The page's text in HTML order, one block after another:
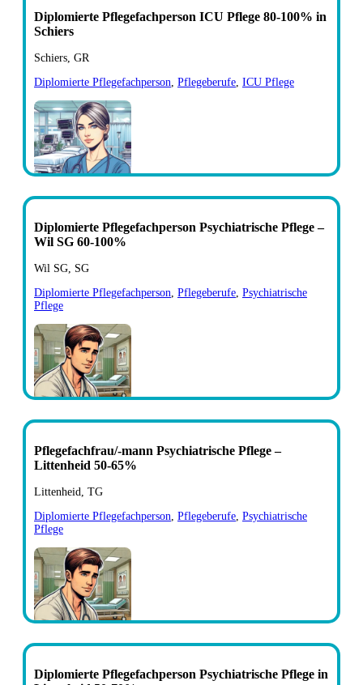
Diplomierte Pflegefachperson ICU Pflege 80-100% in
Schiers
Schiers, GR
Diplomierte Pflegefachperson Pflegeberufe ICU Pflege
Diplomierte Pflegefachperson Psychiatrische Pflege –
Wil SG 60-100%
Wil SG, SG
Diplomierte Pflegefachperson Pflegeberufe Psychiatrische
Pflege
Pflegefachfrau/-mann Psychiatrische Pflege –
Littenheid 50-65%
Littenheid, TG
Diplomierte Pflegefachperson Pflegeberufe Psychiatrische
Pflege
Diplomierte Pflegefachperson Psychiatrische Pflege in